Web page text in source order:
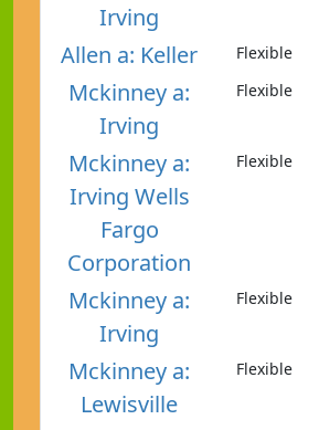
Irving
Allen a: Keller Flexible
Mckinney a:
Irving
Flexible
Mckinney a:
Irving Wells
Fargo
Corporation
Flexible
Mckinney a:
Irving
Flexible
Mckinney a:
Lewisville
Flexible